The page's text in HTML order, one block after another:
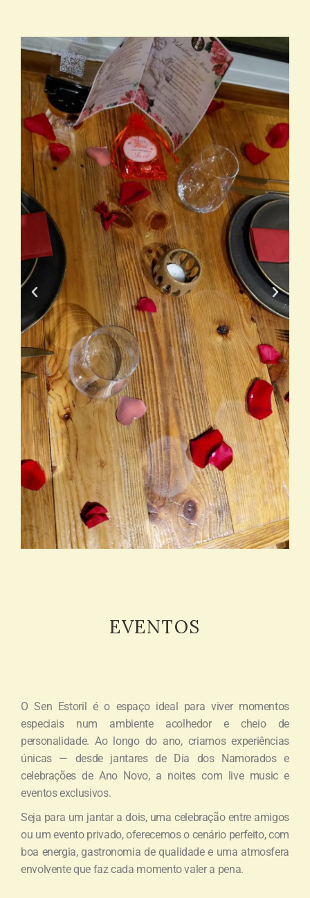
EVENTOS
O Sen Estoril é o espaço ideal para viver momentos
especiais num ambiente acolhedor e cheio de
personalidade. Ao longo do ano, criamos experiências
únicas — desde jantares de Dia dos Namorados e
celebrações de Ano Novo, a noites com live music e
eventos exclusivos.
Seja para um jantar a dois, uma celebração entre amigos
ou um evento privado, oferecemos o cenário perfeito, com
boa energia, gastronomia de qualidade e uma atmosfera
envolvente que faz cada momento valer a pena.